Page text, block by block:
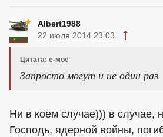
Albert1988
22 июля 2014 23:03
Цитата: ё-моё
Запросто могут и не один раз
Ни в коем случае))) в случае,
Господь, ядерной войны,